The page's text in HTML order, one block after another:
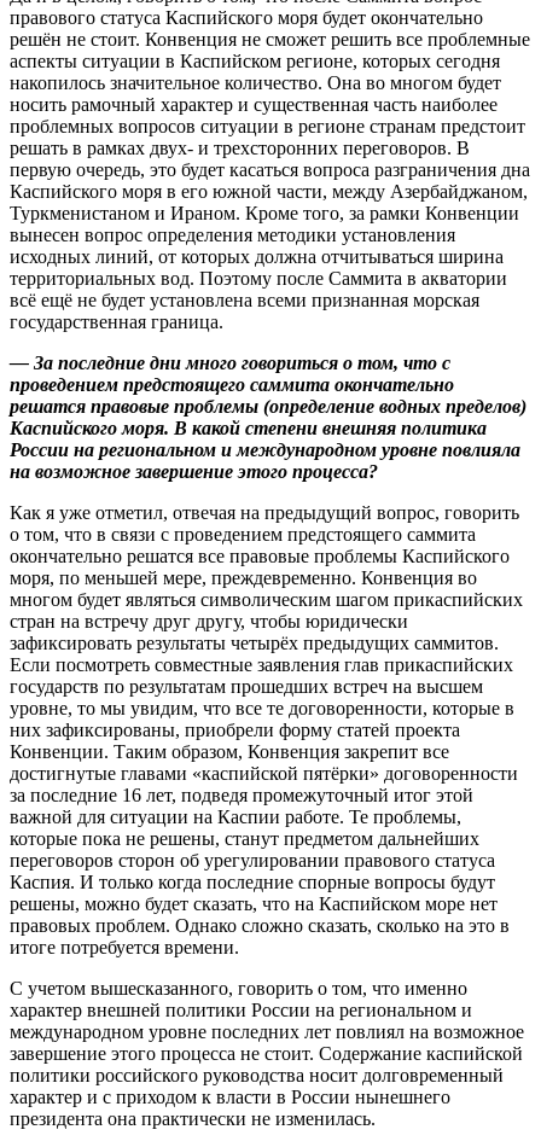
правового статуса Каспийского моря будет окончательно
решён не стоит. Конвенция не сможет решить все проблемные
аспекты ситуации в Каспийском регионе, которых сегодня
накопилось значительное количество. Она во многом будет
носить рамочный характер и существенная часть наиболее
проблемных вопросов ситуации в регионе странам предстоит
решать в рамках двух- и трехсторонних переговоров. В
первую очередь, это будет касаться вопроса разграничения дна
Каспийского моря в его южной части, между Азербайджаном,
Туркменистаном и Ираном. Кроме того, за рамки Конвенции
вынесен вопрос определения методики установления
исходных линий, от которых должна отчитываться ширина
территориальных вод. Поэтому после Саммита в акватории
всё ещё не будет установлена всеми признанная морская
государственная граница.
— За последние дни много говориться о том, что с
проведением предстоящего саммита окончательно
решатся правовые проблемы (определение водных пределов)
Каспийского моря. В какой степени внешняя политика
России на региональном и международном уровне повлияла
на возможное завершение этого процесса?
Как я уже отметил, отвечая на предыдущий вопрос, говорить
о том, что в связи с проведением предстоящего саммита
окончательно решатся все правовые проблемы Каспийского
моря, по меньшей мере, преждевременно. Конвенция во
многом будет являться символическим шагом прикаспийских
стран на встречу друг другу, чтобы юридически
зафиксировать результаты четырёх предыдущих саммитов.
Если посмотреть совместные заявления глав прикаспийских
государств по результатам прошедших встреч на высшем
уровне, то мы увидим, что все те договоренности, которые в
них зафиксированы, приобрели форму статей проекта
Конвенции. Таким образом, Конвенция закрепит все
достигнутые главами «каспийской пятёрки» договоренности
за последние 16 лет, подведя промежуточный итог этой
важной для ситуации на Каспии работе. Те проблемы,
которые пока не решены, станут предметом дальнейших
переговоров сторон об урегулировании правового статуса
Каспия. И только когда последние спорные вопросы будут
решены, можно будет сказать, что на Каспийском море нет
правовых проблем. Однако сложно сказать, сколько на это в
итоге потребуется времени.
С учетом вышесказанного, говорить о том, что именно
характер внешней политики России на региональном и
международном уровне последних лет повлиял на возможное
завершение этого процесса не стоит. Содержание каспийской
политики российского руководства носит долговременный
характер и с приходом к власти в России нынешнего
президента она практически не изменилась.